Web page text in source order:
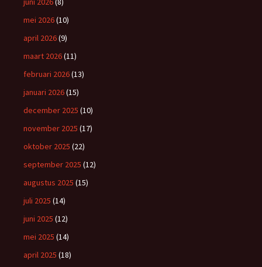
mei 2026(10)
april 2026(9)
maart 2026(11)
februari 2026(13)
januari 2026(15)
december 2025 (10)
november 2025 (17)
oktober 2025 (22)
september 2025 (12)
augustus 2025 (15)
juli 2025 (14)
juni 2025 (12)
mei 2025 (14)
april 2025 (18)